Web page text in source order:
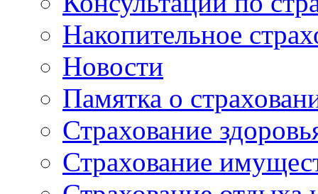
Накопительное
Новости
Памятка о
Страхование
Страхование